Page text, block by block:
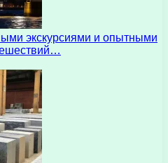
экскурсиями и опытными